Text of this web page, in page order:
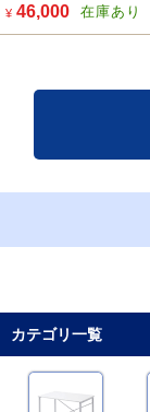
¥ 46,000 在庫あり
カテゴリ一覧